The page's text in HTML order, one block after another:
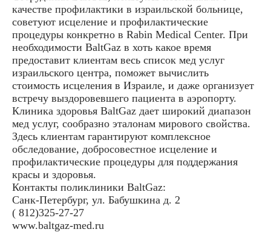
качестве профилактики в израильской больнице,
советуют исцеление и профилактические
процедуры конкретно в Rabin Medical Center. При
необходимости BaltGaz в хоть какое время
предоставит клиентам весь список мед услуг
израильского центра, поможет вычислить
стоимость исцеления в Израиле, и даже организует
встречу выздоровевшего пациента в аэропорту.
Клиника здоровья BaltGaz дает широкий диапазон
мед услуг, сообразно эталонам мирового свойства.
Здесь клиентам гарантируют комплексное
обследование, добросовестное исцеление и
профилактические процедуры для поддержания
красы и здоровья.
Контакты поликлиники BaltGaz:
Санк-Петербург, ул. Бабушкина д. 2
( 812)325-27-27
www.baltgaz-med.ru